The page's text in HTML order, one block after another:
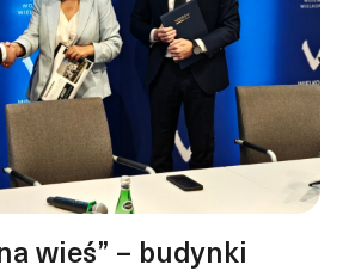
wieś” – budynki